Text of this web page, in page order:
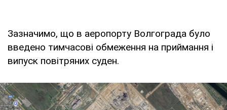
Зазначимо, що в аеропорту Волгограда було
введено тимчасові обмеження на приймання і
випуск повітряних суден.